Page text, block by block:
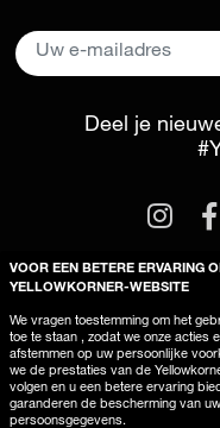
Deel je
Wettelijke
Deze
VOOR EEN BETERE ERVARING
YELLOWKORNER-WEBSITE
We vragen toestemming om het
toe te staan , zodat we onze acties
afstemmen op uw persoonlijke
we de prestaties van de
volgen en u een betere ervaring
garanderen de bescherming van uw
persoonsgegevens.